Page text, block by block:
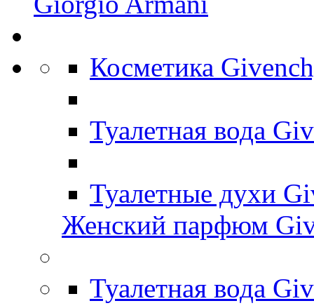
Косметика
Туалетная вода
Туалетные духи
Женский парфюм
Туалетная вода